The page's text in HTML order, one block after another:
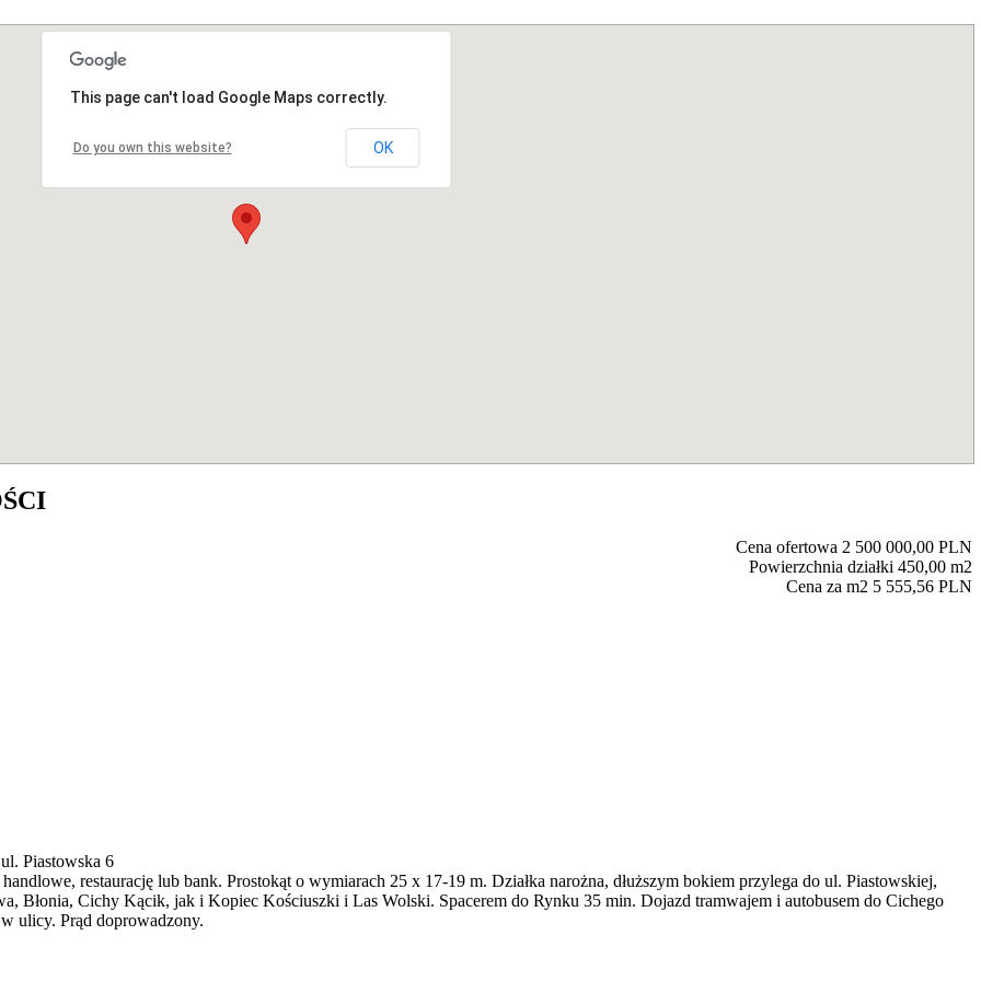
This page can't load Google Maps correctly.
Do you own this website? OK
Cena ofertowa 2 500 000,00 PLN
Powierzchnia działki 450,00 m2
Cena za m2 5 555,56 PLN
Piastowska 6
restaurację lub bank. Prostokąt o wymiarach 25 x 17-19 m. Działka narożna, dłuższym bokiem przylega do ul. Piastowskiej,
Błonia, Cichy Kącik, jak i Kopiec Kościuszki i Las Wolski. Spacerem do Rynku 35 min. Dojazd tramwajem i autobusem do Cichego
ulicy. Prąd doprowadzony.